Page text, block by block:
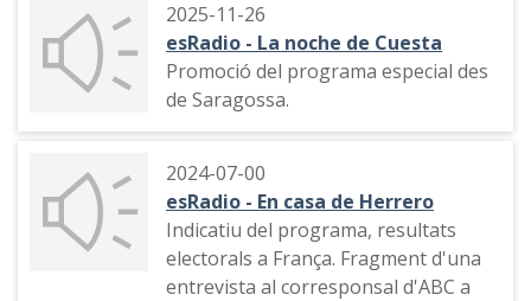
etc.
2025-11-26
esRadio - La noche de Cuesta
Promoció del programa especial des
de Saragossa.
2024-07-00
esRadio - En casa de Herrero
Indicatiu del programa, resultats
electorals a França. Fragment d'una
entrevista al corresponsal d'ABC a